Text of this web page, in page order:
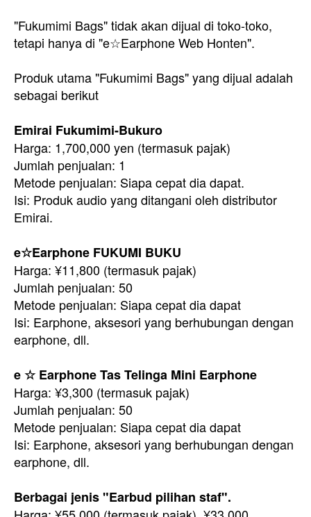
"Fukumimi Bags" tidak akan dijual di toko-toko,
tetapi hanya di "e☆Earphone Web Honten".
Produk utama "Fukumimi Bags" yang dijual adalah
sebagai berikut
Emirai Fukumimi-Bukuro
Harga: 1,700,000 yen (termasuk pajak)
Jumlah penjualan: 1
Metode penjualan: Siapa cepat dia dapat.
Isi: Produk audio yang ditangani oleh distributor
Emirai.
e☆Earphone FUKUMI BUKU
Harga: ¥11,800 (termasuk pajak)
Jumlah penjualan: 50
Metode penjualan: Siapa cepat dia dapat
Isi: Earphone, aksesori yang berhubungan dengan
earphone, dll.
e ☆ Earphone Tas Telinga Mini Earphone
Harga: ¥3,300 (termasuk pajak)
Jumlah penjualan: 50
Metode penjualan: Siapa cepat dia dapat
Isi: Earphone, aksesori yang berhubungan dengan
earphone, dll.
Berbagai jenis "Earbud pilihan staf".